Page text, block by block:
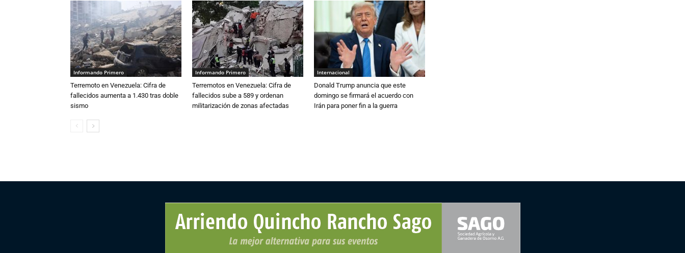
Informando Primero
Terremoto en Venezuela: Cifra de
fallecidos aumenta a 1.430 tras doble
sismo
Informando Primero
Terremotos en Venezuela: Cifra de
fallecidos sube a 589 y ordenan
militarización de zonas afectadas
Internacional
Donald Trump anuncia que este
domingo se firmará el acuerdo con
Irán para poner fin a la guerra